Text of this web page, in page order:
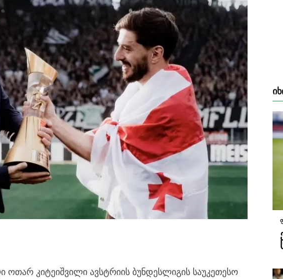
ოთარ კიტეიშვილი ავსტრიის ბუნდესლიგის საუკეთესო